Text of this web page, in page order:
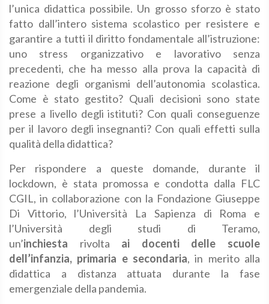
l’unica didattica possibile. Un grosso sforzo è stato
fatto dall’intero sistema scolastico per resistere e
garantire a tutti il diritto fondamentale all’istruzione:
uno stress organizzativo e lavorativo senza
precedenti, che ha messo alla prova la capacità di
reazione degli organismi dell’autonomia scolastica.
Come è stato gestito? Quali decisioni sono state
prese a livello degli istituti? Con quali conseguenze
per il lavoro degli insegnanti? Con quali effetti sulla
qualità della didattica?
Per rispondere a queste domande, durante il
lockdown, è stata promossa e condotta dalla FLC
CGIL, in collaborazione con la Fondazione Giuseppe
Di Vittorio, l’Università La Sapienza di Roma e
l’Università degli studi di Teramo,
un’inchiesta rivolta ai docenti delle scuole
dell’infanzia, primaria e secondaria, in merito alla
didattica a distanza attuata durante la fase
emergenziale della pandemia.